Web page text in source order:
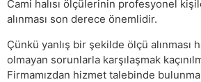
Cami halısı ölçülerinin profesyonel
alınması son derece önemlidir.
Çünkü yanlış bir şekilde ölçü alınması
olmayan sorunlarla karşılaşmak
Firmamızdan hizmet talebinde